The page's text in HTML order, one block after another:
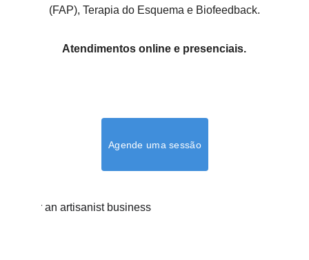
(FAP), Terapia do Esquema e Biofeedback.
Atendimentos online e presenciais.
Agende uma sessão